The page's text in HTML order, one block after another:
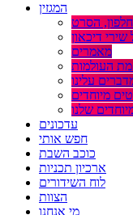
המגזין
הסרט
דיכאון
מאמרים
העולמות
עלינו
מיוחדים
שלנו
עדכונים
חפש אותי
כוכב השבת
ארכיון תכניות
לוח השידורים
הצוות
מי אנחנו